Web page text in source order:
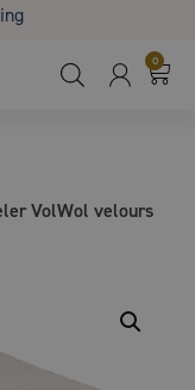
13.00 - 17.00
0
VolWol velours